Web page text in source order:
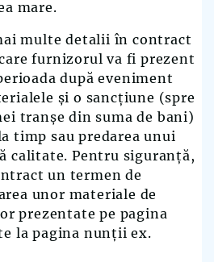
mare.
multe detalii în contract
furnizorul va fi prezent
după eveniment
și o sancțiune (spre
tranșe din suma de bani)
timp sau predarea unui
calitate. Pentru siguranță,
un termen de
unor materiale de
prezentate pe pagina
la pagina nunții ex.